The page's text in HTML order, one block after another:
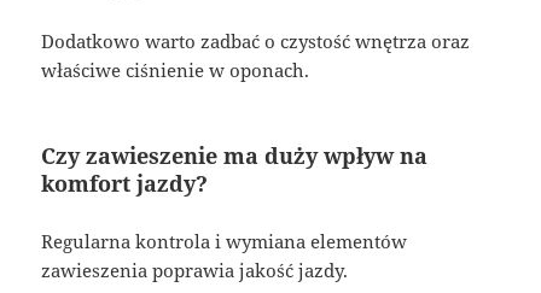
Dodatkowo warto zadbać o czystość wnętrza oraz
właściwe ciśnienie w oponach.
Czy zawieszenie ma duży wpływ na
komfort jazdy?
Regularna kontrola i wymiana elementów
zawieszenia poprawia jakość jazdy.